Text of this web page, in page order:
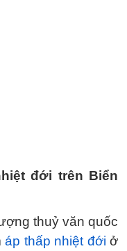
đới trên Biển
thuỷ văn quốc
áp thấp nhiệt đới ở